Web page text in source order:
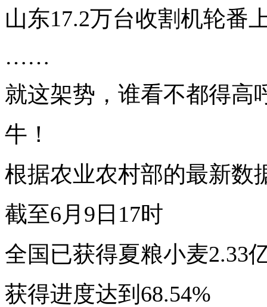
山东17.2万台收割机轮番
……
就这架势，谁看不都得高
牛！
根据农业农村部的最新数
截至6月9日17时
全国已获得夏粮小麦2.33
获得进度达到68.54%